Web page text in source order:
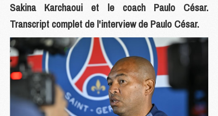
Sakina Karchaoui et le coach Paulo César.
Transcript complet de l'interview de Paulo César.